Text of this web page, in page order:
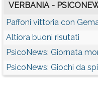
VERBANIA -
Paffoni vittoria con
Altiora buoni risutati
PsicoNews: Giornata
PsicoNews: Giochi da